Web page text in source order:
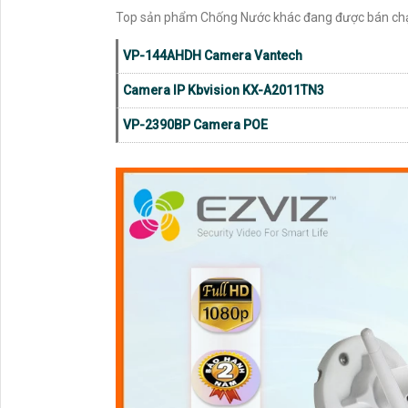
Top sản phẩm Chống Nước khác đang được bán
VP-144AHDH Camera Vantech
Camera IP Kbvision KX-A2011TN3
VP-2390BP Camera POE